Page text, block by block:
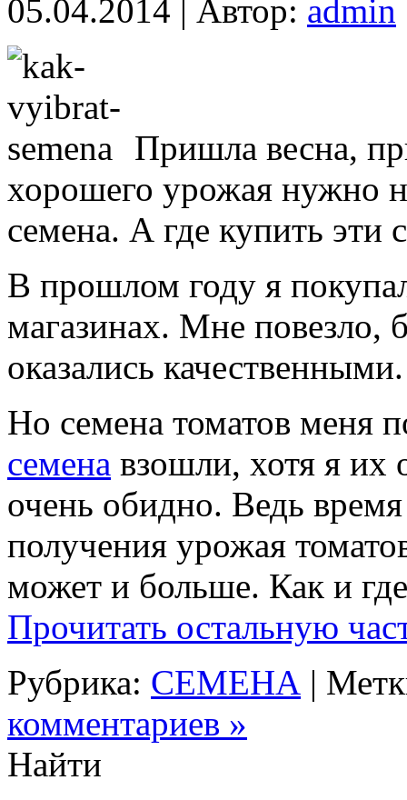
05.04.2014 | Автор: admin
Пришла весна,
хорошего урожая нужно
семена. А где купить эти
В прошлом году я
магазинах. Мне повезло,
оказались качественными.
Но семена томатов меня
семена взошли, хотя я их
очень обидно. Ведь
получения урожая
может и больше. Как и
Прочитать остальную
Рубрика: СЕМЕНА |
комментариев »
Найти